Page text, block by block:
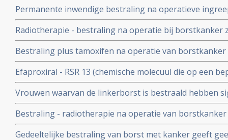
Permanente inwendige bestraling na operatieve
geeft hoopvolle resultaten blijkt uit Canadese studie
Geen enkele vrouw ontwikkelde na 20 maanden een
Radiotherapie - bestraling na operatie bij borstkanker
Bestraling plus tamoxifen na operatie van
lijkt zinloos. Voor vrouwen vanaf 50 jaar lijkt deze
uitzaaiingen, al is ook hier geen verschil in overall
Efaproxiral - RSR 13 (chemische molecuul die op een
toevoegt aan de cel ) aanvullend op bestraling geeft
behandeling van hersenmetastases - uitzaaiïngen
Vrouwen waarvan de linkerborst is bestraald hebben
hartklachten later in hun leven dan de vrouwen
Bestraling - radiotherapie na operatie van
met een erfelijke belasting geeft significant groter
dan bij vrouwen die niet erfelijk belast zijn
Gedeeltelijke bestraling van borst met kanker geeft